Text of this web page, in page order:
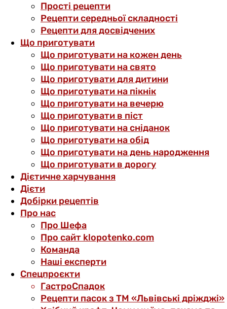
Прості рецепти
Рецепти середньої складності
Рецепти для досвідчених
Що приготувати
Що приготувати на кожен день
Що приготувати на свято
Що приготувати для дитини
Що приготувати на пікнік
Що приготувати на вечерю
Що приготувати в піст
Що приготувати на сніданок
Що приготувати на обід
Що приготувати на день народження
Що приготувати в дорогу
Дієтичне харчування
Дієти
Добірки рецептів
Про нас
Про Шефа
Про сайт klopotenko.com
Команда
Наші експерти
Спецпроєкти
ГастроСпадок
Рецепти пасок з ТМ «Львівські дріжджі»